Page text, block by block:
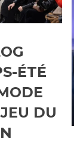
ÉTÉ
DU